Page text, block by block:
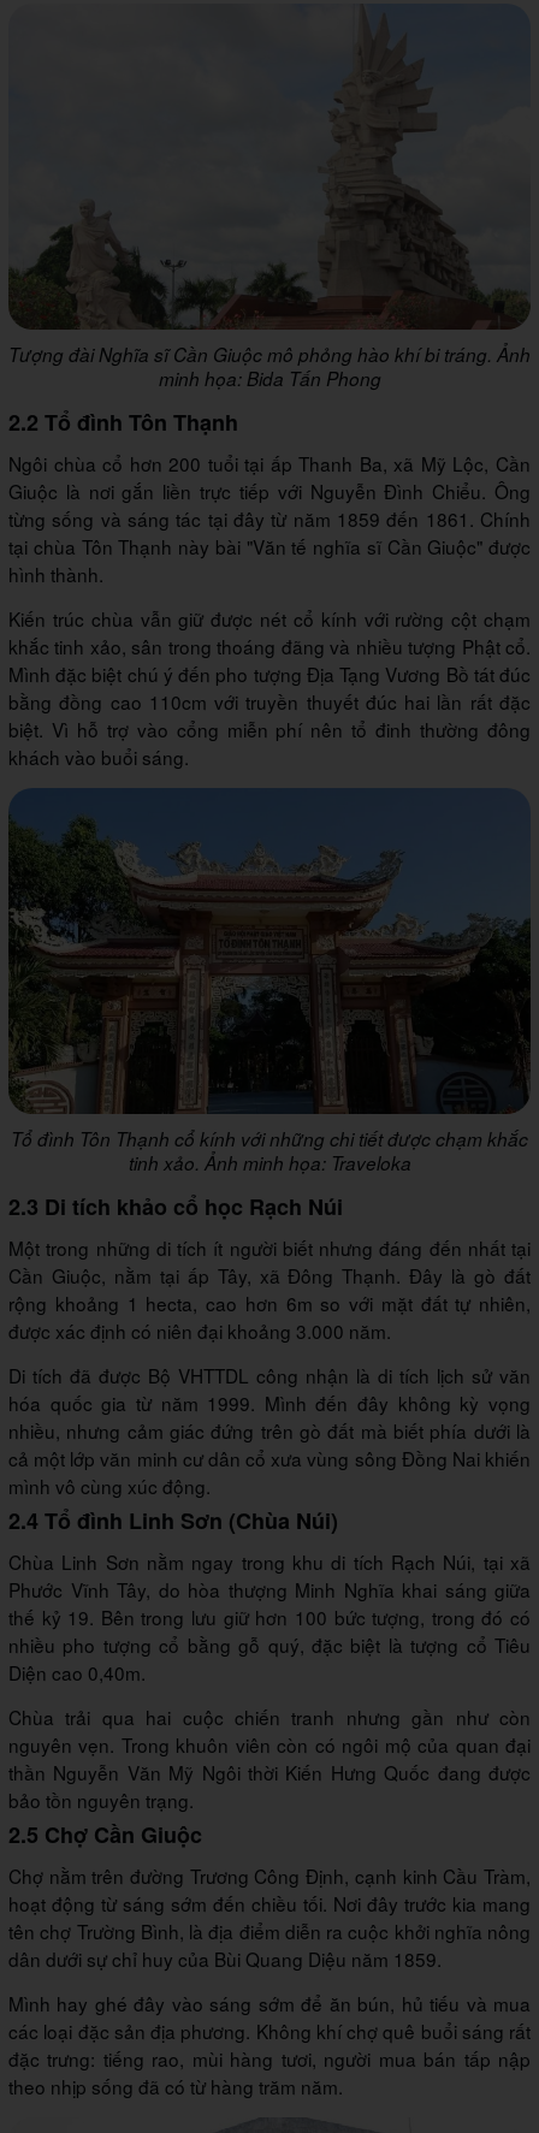
Tượng đài Nghĩa sĩ Cần Giuộc mô phỏng hào khí bi tráng. Ảnh
minh họa: Bida Tấn Phong
2.2 Tổ đình Tôn Thạnh
Ngôi chùa cổ hơn 200 tuổi tại ấp Thanh Ba, xã Mỹ Lộc, Cần
Giuộc là nơi gắn liền trực tiếp với Nguyễn Đình Chiểu. Ông
từng sống và sáng tác tại đây từ năm 1859 đến 1861. Chính
tại chùa Tôn Thạnh này bài "Văn tế nghĩa sĩ Cần Giuộc" được
hình thành.
Kiến trúc chùa vẫn giữ được nét cổ kính với rường cột chạm
khắc tinh xảo, sân trong thoáng đãng và nhiều tượng Phật cổ.
Mình đặc biệt chú ý đến pho tượng Địa Tạng Vương Bồ tát đúc
bằng đồng cao 110cm với truyền thuyết đúc hai lần rất đặc
biệt. Vì hỗ trợ vào cổng miễn phí nên tổ đinh thường đông
khách vào buổi sáng.
Tổ đình Tôn Thạnh cổ kính với những chi tiết được chạm khắc
tinh xảo. Ảnh minh họa: Traveloka
2.3 Di tích khảo cổ học Rạch Núi
Một trong những di tích ít người biết nhưng đáng đến nhất tại
Cần Giuộc, nằm tại ấp Tây, xã Đông Thạnh. Đây là gò đất
rộng khoảng 1 hecta, cao hơn 6m so với mặt đất tự nhiên,
được xác định có niên đại khoảng 3.000 năm.
Di tích đã được Bộ VHTTDL công nhận là di tích lịch sử văn
hóa quốc gia từ năm 1999. Mình đến đây không kỳ vọng
nhiều, nhưng cảm giác đứng trên gò đất mà biết phía dưới là
cả một lớp văn minh cư dân cổ xưa vùng sông Đồng Nai khiến
mình vô cùng xúc động.
2.4 Tổ đình Linh Sơn (Chùa Núi)
Chùa Linh Sơn nằm ngay trong khu di tích Rạch Núi, tại xã
Phước Vĩnh Tây, do hòa thượng Minh Nghĩa khai sáng giữa
thế kỷ 19. Bên trong lưu giữ hơn 100 bức tượng, trong đó có
nhiều pho tượng cổ bằng gỗ quý, đặc biệt là tượng cổ Tiêu
Diện cao 0,40m.
Chùa trải qua hai cuộc chiến tranh nhưng gần như còn
nguyên vẹn. Trong khuôn viên còn có ngôi mộ của quan đại
thần Nguyễn Văn Mỹ Ngôi thời Kiến Hưng Quốc đang được
bảo tồn nguyên trạng.
2.5 Chợ Cần Giuộc
Chợ nằm trên đường Trương Công Định, cạnh kinh Cầu Tràm,
hoạt động từ sáng sớm đến chiều tối. Nơi đây trước kia mang
tên chợ Trường Bình, là địa điểm diễn ra cuộc khởi nghĩa nông
dân dưới sự chỉ huy của Bùi Quang Diệu năm 1859.
Mình hay ghé đây vào sáng sớm để ăn bún, hủ tiếu và mua
các loại đặc sản địa phương. Không khí chợ quê buổi sáng rất
đặc trưng: tiếng rao, mùi hàng tươi, người mua bán tấp nập
theo nhịp sống đã có từ hàng trăm năm.